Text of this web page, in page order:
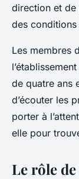
direction et de
des
Les membres
de quatre ans
d’écouter les
porter à
elle pour
Le rôle